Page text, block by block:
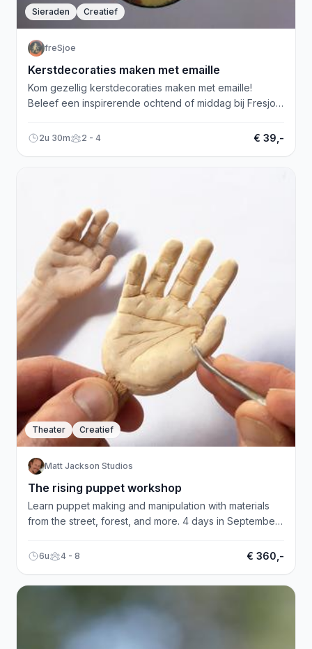
Sieraden Creatief
freSjoe
Kerstdecoraties maken met emaille
Kom gezellig kerstdecoraties maken met emaille!
Beleef een inspirerende ochtend of middag bij Fresjoe.
2u 30m 2 - 4 € 39,-
Theater Creatief
Matt Jackson Studios
The rising puppet workshop
Learn puppet making and manipulation with materials
from the street, forest, and more. 4 days in September.
6u 4 - 8 € 360,-